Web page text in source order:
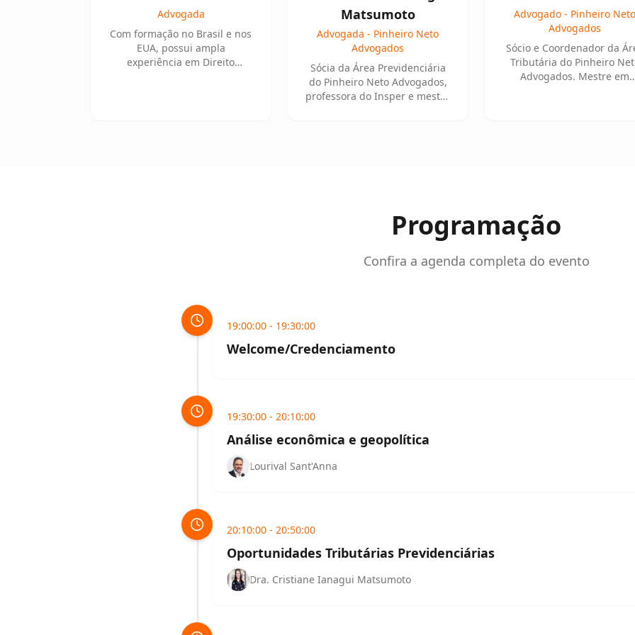
Advogada
Com formação no Brasil e nos
EUA, possui ampla
experiência em Direito
Matsumoto
Advogada - Pinheiro Neto
Advogados
Sócia da Área Previdenciária
do Pinheiro Neto Advogados,
professora do Insper e mestre
Advogado - Pinheiro Neto
Advogados
Sócio e Coordenador da
Tributária do Pinheiro
Advogados. Mestre em
Programação
Confira a agenda completa do evento
19:00:00 - 19:30:00
Welcome/Credenciamento
19:30:00 - 20:10:00
Análise econômica e geopolítica
Lourival Sant'Anna
20:10:00 - 20:50:00
Oportunidades Tributárias Previdenciárias
Dra. Cristiane Ianagui Matsumoto